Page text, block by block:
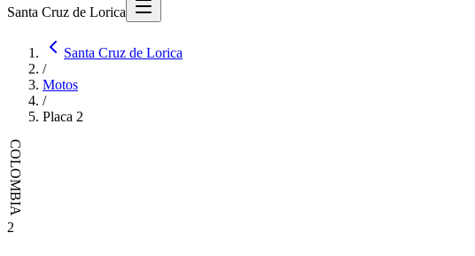
Santa Cruz de Lorica
Santa Cruz de Lorica
/
Motos
/
Placa 2
COLOMBIA
2